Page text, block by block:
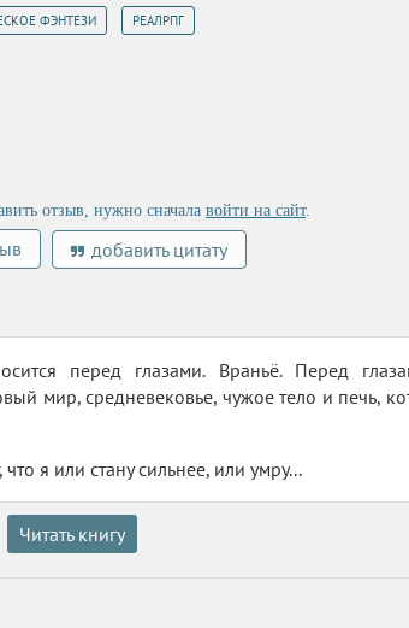
ФЭНТЕЗИ РЕАЛРПГ
отзыв, нужно сначала войти на сайт.
добавить цитату
перед глазами. Враньё. Перед
мир, средневековье, чужое тело и печь,
я или стану сильнее, или умру...
Читать книгу